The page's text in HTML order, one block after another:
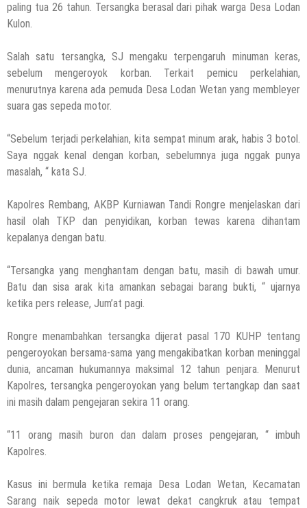
paling tua 26 tahun. Tersangka berasal dari pihak warga Desa Lodan
Kulon.
Salah satu tersangka, SJ mengaku terpengaruh minuman keras,
sebelum mengeroyok korban. Terkait pemicu perkelahian,
menurutnya karena ada pemuda Desa Lodan Wetan yang membleyer
suara gas sepeda motor.
“Sebelum terjadi perkelahian, kita sempat minum arak, habis 3 botol.
Saya nggak kenal dengan korban, sebelumnya juga nggak punya
masalah, “ kata SJ.
Kapolres Rembang, AKBP Kurniawan Tandi Rongre menjelaskan dari
hasil olah TKP dan penyidikan, korban tewas karena dihantam
kepalanya dengan batu.
“Tersangka yang menghantam dengan batu, masih di bawah umur.
Batu dan sisa arak kita amankan sebagai barang bukti, “ ujarnya
ketika pers release, Jum’at pagi.
Rongre menambahkan tersangka dijerat pasal 170 KUHP tentang
pengeroyokan bersama-sama yang mengakibatkan korban meninggal
dunia, ancaman hukumannya maksimal 12 tahun penjara. Menurut
Kapolres, tersangka pengeroyokan yang belum tertangkap dan saat
ini masih dalam pengejaran sekira 11 orang.
“11 orang masih buron dan dalam proses pengejaran, “ imbuh
Kapolres.
Kasus ini bermula ketika remaja Desa Lodan Wetan, Kecamatan
Sarang naik sepeda motor lewat dekat cangkruk atau tempat